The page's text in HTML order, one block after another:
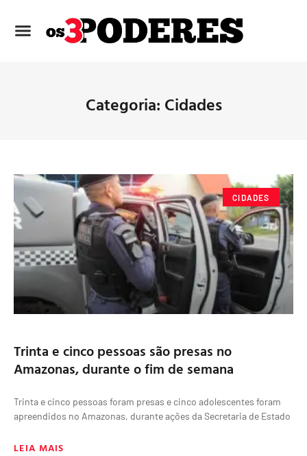
Categoria: Cidades
CIDADES
Trinta e cinco pessoas são presas no
Amazonas, durante o fim de semana
Trinta e cinco pessoas foram presas e cinco adolescentes foram
apreendidos no Amazonas, durante ações da Secretaria de Estado
LEIA MAIS